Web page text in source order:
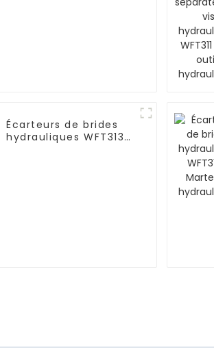
Écarteurs de brides
hydrauliques WFT313B